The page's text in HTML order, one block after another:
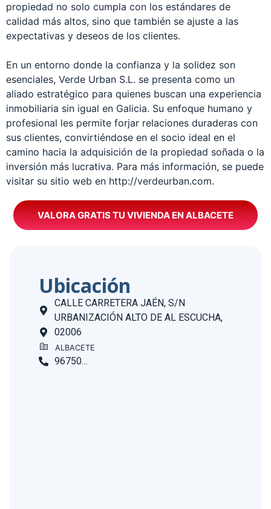
propiedad no solo cumpla con los estándares de
calidad más altos, sino que también se ajuste a las
expectativas y deseos de los clientes.
En un entorno donde la confianza y la solidez son
esenciales, Verde Urban S.L. se presenta como un
aliado estratégico para quienes buscan una experiencia
inmobiliaria sin igual en Galicia. Su enfoque humano y
profesional les permite forjar relaciones duraderas con
sus clientes, convirtiéndose en el socio ideal en el
camino hacia la adquisición de la propiedad soñada o la
inversión más lucrativa. Para más información, se puede
visitar su sitio web en http://verdeurban.com.
VALORA GRATIS TU VIVIENDA EN ALBACETE
Ubicación
CALLE CARRETERA JAÉN, S/N
URBANIZACIÓN ALTO DE AL ESCUCHA,
02006
ALBACETE
967508913